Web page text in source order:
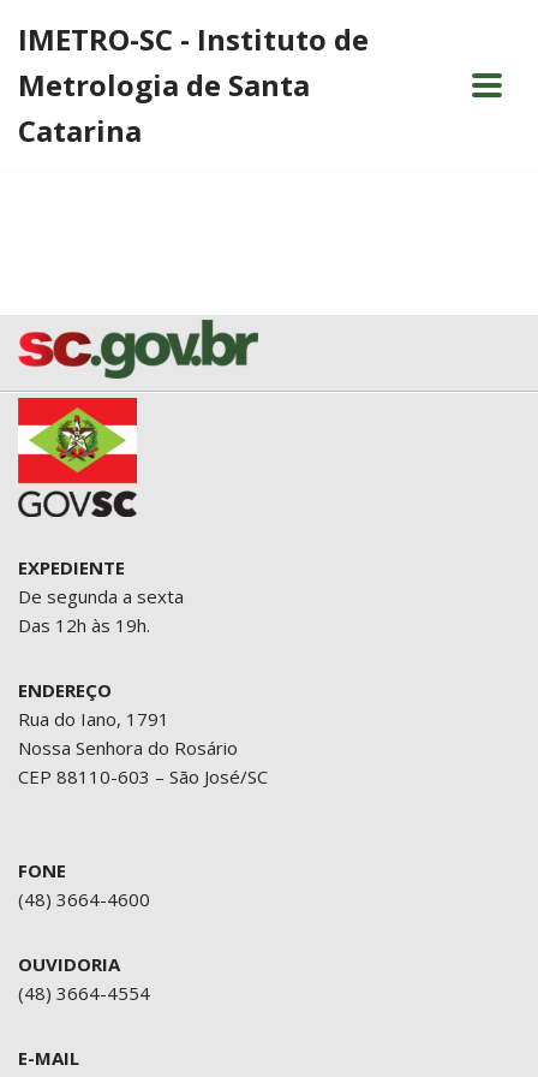
para
o
IMETRO-SC - Instituto de
Metrologia de Santa
Catarina
EXPEDIENTE
De segunda a sexta
Das 12h às 19h.
ENDEREÇO
Rua do Iano, 1791
Nossa Senhora do Rosário
CEP 88110-603 – São José/SC
FONE
(48) 3664-4600
OUVIDORIA
(48) 3664-4554
E-MAIL